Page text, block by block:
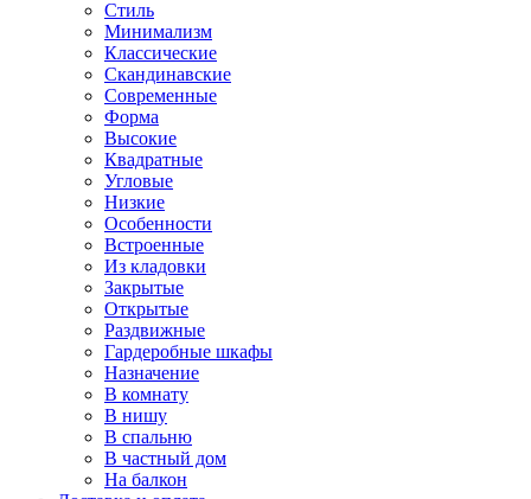
Стиль
Минимализм
Классические
Скандинавские
Современные
Форма
Высокие
Квадратные
Угловые
Низкие
Особенности
Встроенные
Из кладовки
Закрытые
Открытые
Раздвижные
Гардеробные шкафы
Назначение
В комнату
В нишу
В спальню
В частный дом
На балкон